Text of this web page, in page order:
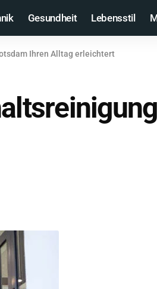
Gesundheit Lebensstil
Ihren Alltag erleichtert